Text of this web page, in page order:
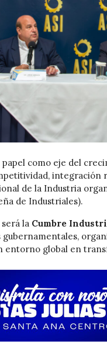
como eje del
de la Industria
de Industriales).
la Cumbre
entorno global en